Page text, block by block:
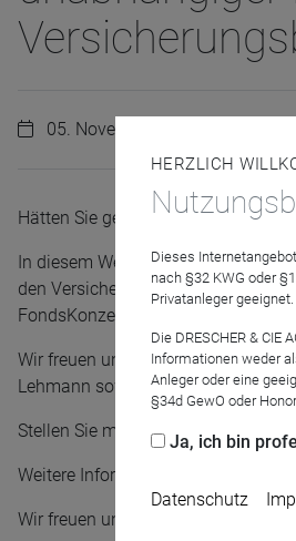
05. November 2024 | 14:00 Uhr
Hätten Sie gerne alles in einem
In diesem Webinar benennen wir
den Versicherungsbereich. Sie
FondsKonzept AG ablaufen kann.
Wir freuen uns darauf Sie
Lehmann sowie Jan Gräf
Stellen Sie mit uns gemeinsam die
Weitere Informationen vorab rund
Wir freuen uns auf Ihre Teilnahme
HERZLICH
Dieses
nach §32 KWG oder
Privatanleger geeignet.
Die DRESCHER &
Informationen weder
Anleger oder eine
§34d GewO oder
Ja, ich bin
Datenschutz